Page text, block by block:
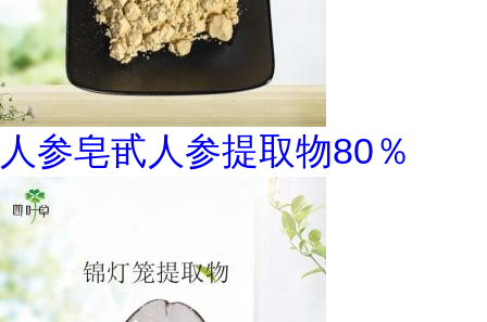
人参皂甙人参提取物80％